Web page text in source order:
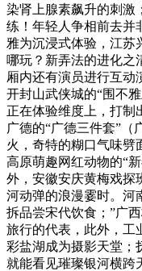
染肾上腺素飙升的刺激
练！年轻人争相前去并
雅为沉浸式体验，江苏
哪玩？新弄法的进化之
厢内还有演员进行互动
开封山武侠城的“围不
正在体验维度上，打制
广德的“广德三件套”（
火，奇特的糊口气味劈
高原萌趣网红动物的“
外，安徽安庆黄梅戏探
河动弹的浪漫霎时。河
拆品尝宋代饮食；”广
旅行的代表，此外，工
彩盐湖成为摄影天堂；
就能看见璀璨银河横跨